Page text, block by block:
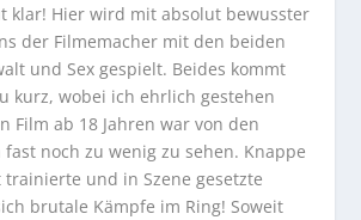
klar! Hier wird mit absolut bewusster
der Filmemacher mit den beiden
und Sex gespielt. Beides kommt
kurz, wobei ich ehrlich gestehen
Film ab 18 Jahren war von den
noch zu wenig zu sehen. Knappe
und in Szene gesetzte
brutale Kämpfe im Ring! Soweit